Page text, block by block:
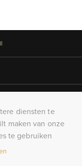
voorbehouden
diensten te
maken van onze
te gebruiken